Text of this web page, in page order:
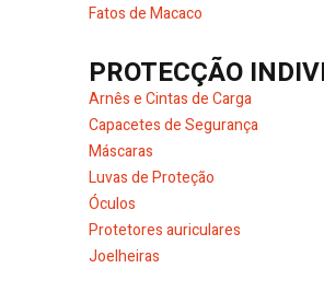
Fatos de Macaco
PROTECÇÃO
Arnês e Cintas
Capacetes de Segurança
Máscaras
Luvas de Proteção
Óculos
Protetores auriculares
Joelheiras